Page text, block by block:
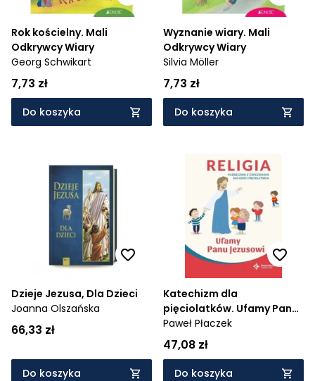
Rok kościelny. Mali
Odkrywcy Wiary
Georg Schwikart
7,73 zł
Do koszyka
Wyznanie wiary. Mali
Odkrywcy Wiary
Silvia Möller
7,73 zł
Do koszyka
Dzieje Jezusa, Dla Dzieci
Joanna Olszańska
66,33 zł
Do koszyka
Katechizm dla
pięciolatków. Ufamy Panu
Jezusowi. Podręcznik +
ćwiczenia
Paweł Płaczek
47,08 zł
Do koszyka